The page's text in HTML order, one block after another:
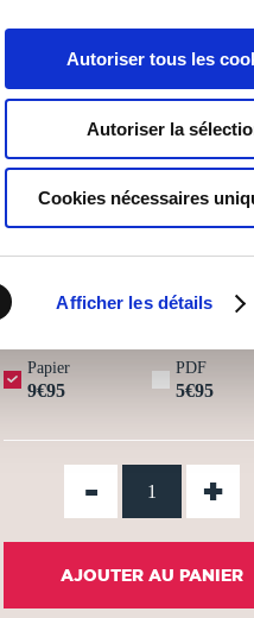
Afficher les détails
Autoriser tous les
Autoriser la
Cookies nécessaires
0
Ma liste
Connexion
⏱️
Papier
9€95
PDF
5€95
- +
AJOUTER AU PANIER